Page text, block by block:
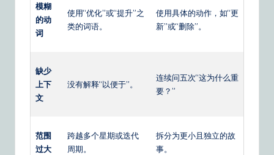
模糊
的动
词
使用“优化”或“提升”之
类的词语。
使用具体的动作，如“更
新”或“删除”。
缺少
上下
文
没有解释“以便于”。
连续问五次“这为什么重
要？”
范围
过大
跨越多个星期或迭代
周期。
拆分为更小且独立的故
事。